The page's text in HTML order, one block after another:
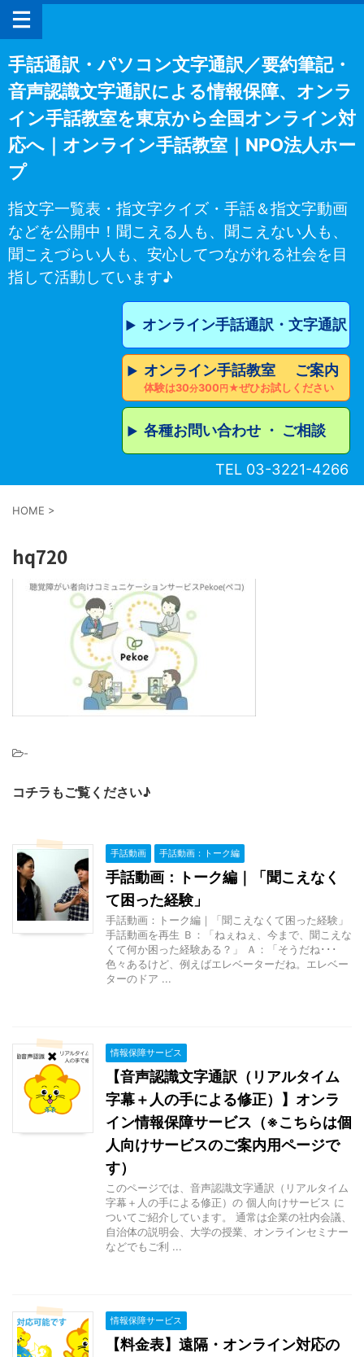
手話通訳・パソコン文字通訳／要約筆記・
音声認識文字通訳による情報保障、オンラ
イン手話教室を東京から全国オンライン対
応へ｜オンライン手話教室｜NPO法人ホー
プ
指文字一覧表・指文字クイズ・手話＆指文字動画
などを公開中！聞こえる人も、聞こえない人も、
聞こえづらい人も、安心してつながれる社会を目
指して活動しています♪
▶︎ オンライン手話通訳・文字通訳
▶︎ オンライン手話教室 ご案内
体験は30分300円★ぜひお試しください
▶︎ 各種お問い合わせ ・ ご相談
TEL 03-3221-4266
HOME >
hq720
-
コチラもご覧ください♪
手話動画 手話動画：トーク編
手話動画：トーク編｜「聞こえなく
て困った経験」
手話動画：トーク編｜「聞こえなくて困った経験」
手話動画を再生 Ｂ：「ねぇねぇ、今まで、聞こえな
くて何か困った経験ある？」 Ａ：「そうだね･･･
色々あるけど、例えばエレベーターだね。エレベー
ターのドア ...
情報保障サービス
【音声認識文字通訳（リアルタイム
字幕＋人の手による修正）】オンラ
イン情報保障サービス（※こちらは個
人向けサービスのご案内用ページで
す）
このページでは、音声認識文字通訳（リアルタイム
字幕＋人の手による修正）の 個人向けサービス に
ついてご紹介しています。 通常は企業の社内会議、
自治体の説明会、大学の授業、オンラインセミナー
などでもご利 ...
情報保障サービス
【料金表】遠隔・オンライン対応の